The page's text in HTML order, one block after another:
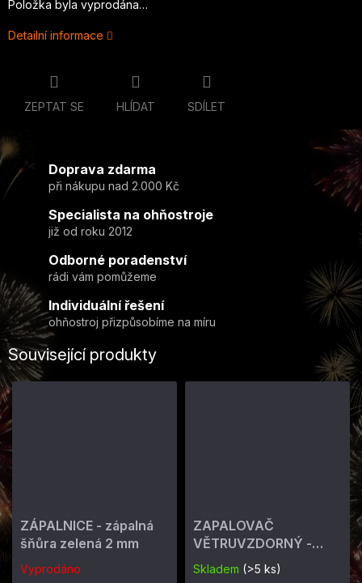
Položka byla vyprodána…
Detailní informace
ZEPTAT SE HLÍDAT SDÍLET
Doprava zdarma
při nákupu nad 2.000 Kč
Specialista na ohňostroje
již od roku 2012
Odborné poradenství
rádi vám pomůžeme
Individuální řešení
ohňostroj přizpůsobíme na míru
Související produkty
ZÁPALNICE - zápalná
šňůra zelená 2 mm
Vyprodáno
ZAPALOVAČ
VĚTRUVZDORNÝ -
ohňostrojný 4 min
Skladem (>5 ks)